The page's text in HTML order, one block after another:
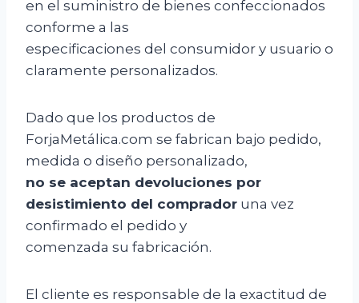
en el suministro de bienes confeccionados
conforme a las
especificaciones del consumidor y usuario o
claramente personalizados.
Dado que los productos de
ForjaMetálica.com se fabrican bajo pedido,
medida o diseño personalizado,
no se aceptan devoluciones por
desistimiento del comprador una vez
confirmado el pedido y
comenzada su fabricación.
El cliente es responsable de la exactitud de